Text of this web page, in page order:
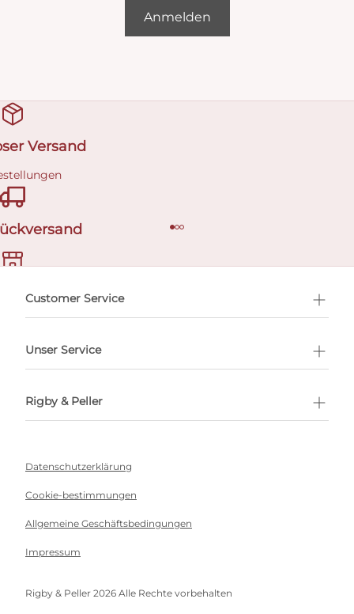
Anmelden
Versand
buchen
Customer Service
Unser Service
Rigby & Peller
Datenschutzerklärung
Cookie-bestimmungen
Allgemeine Geschäftsbedingungen
Impressum
Rigby & Peller 2026 Alle Rechte vorbehalten